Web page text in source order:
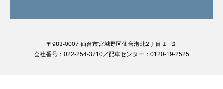
〒983-0007 仙台市宮城野区仙台港北2丁目１−２
会社番号：022-254-3710／配車センター：0120-19-2525